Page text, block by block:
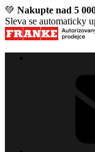
💚 Nakupte nad 5
Sleva se automaticky